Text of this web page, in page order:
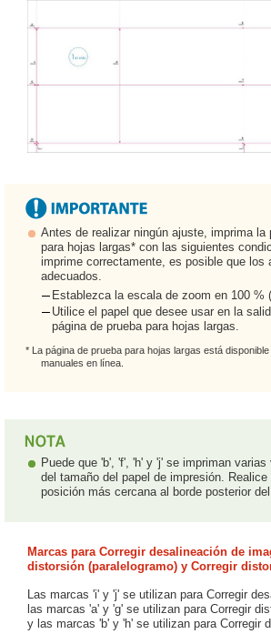
Antes de realizar ningún ajuste, imprima la
para hojas largas* con las siguientes
imprime correctamente, es posible que los
adecuados.
Establezca la escala de zoom en 100 %
Utilice el papel que desee usar en la
página de prueba para hojas largas.
* La página de prueba para hojas largas está
manuales en línea.
Puede que 'b', 'f', 'h' y 'j' se impriman
del tamaño del papel de impresión.
posición más cercana al borde posterior
Marcas para Corregir desalineación de
distorsión (paralelogramo) y Corregir
Las marcas 'i' y 'j' se utilizan para Corregir
las marcas 'a' y 'g' se utilizan para Corregir
y las marcas 'b' y 'h' se utilizan para Corregir